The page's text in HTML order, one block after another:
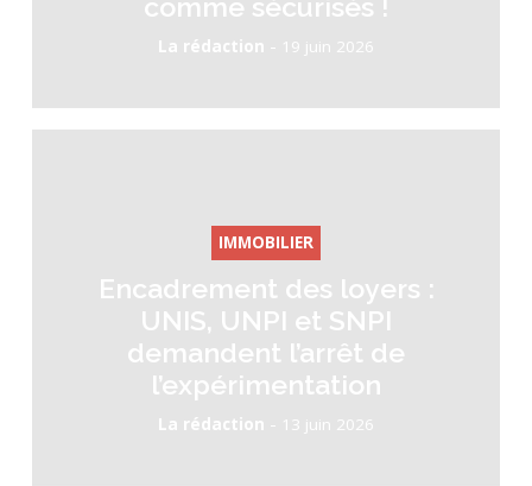
La rédaction - 19 juin 2026
IMMOBILIER
Encadrement des loyers :
UNIS, UNPI et SNPI
demandent l’arrêt de
l’expérimentation
La rédaction - 13 juin 2026